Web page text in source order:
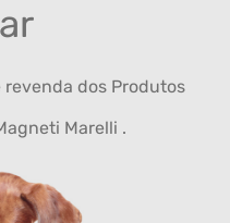
dos Produtos
Marelli .